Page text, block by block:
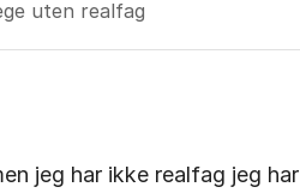
uten realfag
jeg har ikke realfag jeg har